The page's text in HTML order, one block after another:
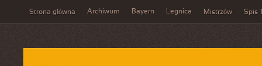
Strona główna Archiwum Bayern Legnica Mistrzów Spis